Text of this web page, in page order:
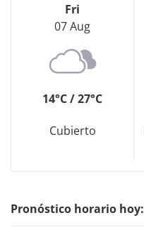
Fri
07 Aug
14°C / 27°C
Cubierto
Pronóstico horario hoy: